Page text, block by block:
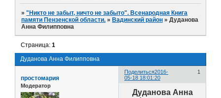
»"Никто не забыт, ничто не забыто". Всенародная Книга
памяти Пензенской области. » Вадинский район »Дуданова
Анна Филипповна
Дуданова Анна Филипповна
Страница:1
Поделиться 1
2016-
05-18 18:01:20
простомария
Модератор
Дуданова Анна